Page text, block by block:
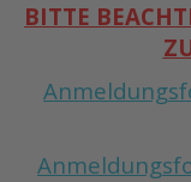
BITTE